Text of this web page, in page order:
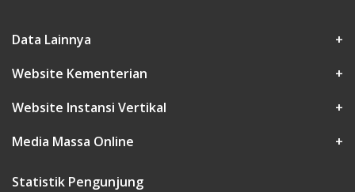
Data Lainnya
+
Website Kementerian
+
Website Instansi Vertikal
+
Media Massa Online
+
Statistik Pengunjung